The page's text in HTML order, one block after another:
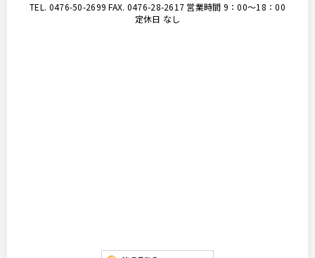
TEL. 0476-50-2699 FAX. 0476-28-2617 営業時間 9：00〜18：00
定休日 なし